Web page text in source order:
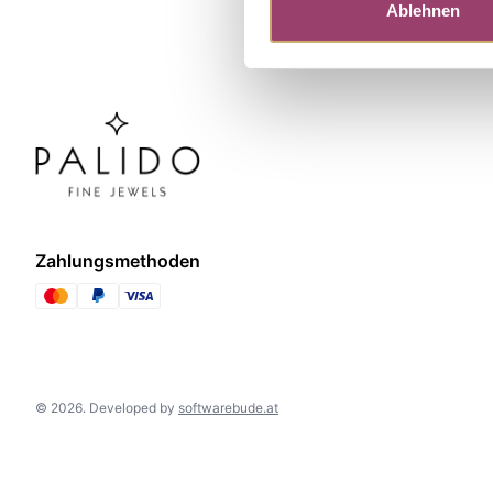
Ablehnen
Zahlungsmethoden
© 2026. Developed by softwarebude.at